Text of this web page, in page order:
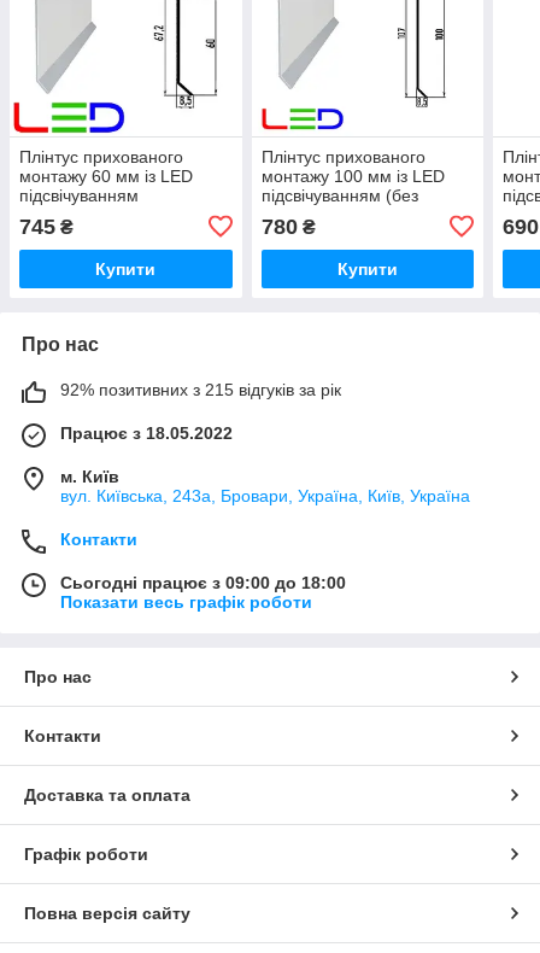
Плінтус прихованого
монтажу 60 мм із LED
підсвічуванням
(порошкове фарбування
RAL) 2600мм.
745 ₴
Купити
Плінтус прихованого
монтажу 100 мм із LED
підсвічуванням (без
780₴
Купити
690
Про нас
92% позитивних з 215 відгуків за рік
Працює з 18.05.2022
м. Київ
вул. Київська, 243а, Бровари, Україна, Київ, Україна
Контакти
Сьогодні працює з 09:00 до 18:00
Показати весь графік роботи
Про нас
Контакти
Доставка та оплата
Графік роботи
Повна версія сайту